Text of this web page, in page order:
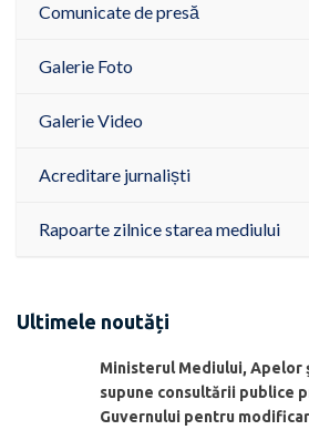
Comunicate de presă
Galerie Foto
Galerie Video
Acreditare jurnaliști
Rapoarte zilnice starea mediului
Ultimele noutăți
Ministerul Mediului, Apelor
supune consultării publice
Guvernului pentru